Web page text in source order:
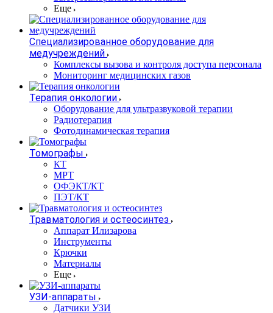
Еще
Специализированное оборудование для
медучреждений
Комплексы вызова и контроля доступа персонала
Мониторинг медицинских газов
Терапия онкологии
Оборудование для ультразвуковой терапии
Радиотерапия
Фотодинамическая терапия
Томографы
КТ
МРТ
ОФЭКТ/КТ
ПЭТ/КТ
Травматология и остеосинтез
Аппарат Илизарова
Инструменты
Крючки
Материалы
Еще
УЗИ-аппараты
Датчики УЗИ